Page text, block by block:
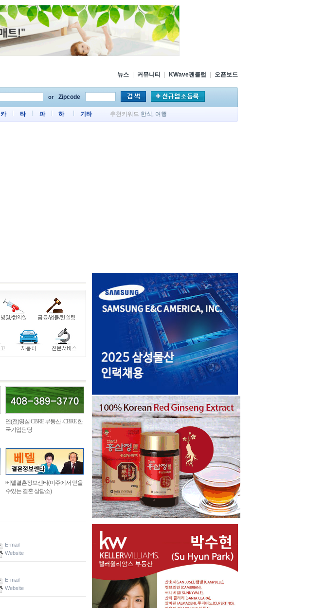
뉴스 커뮤니티 KWave팬클럽 오픈보드
or Zipcode
카 타 파 하 기타 추천키워드 한식 , 여행
연(전)영심 CBRE 부동산 -CBRE 한
국기업담당
베델결혼정보센타(미주에서 믿을
수있는 결혼 상담소)
E-mail
Website
E-mail
Website